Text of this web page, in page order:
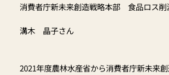
消費者庁新未来創造戦略本部 食品ロス削
溝木 晶子さん
2021年度農林水産省から消費者庁新未来